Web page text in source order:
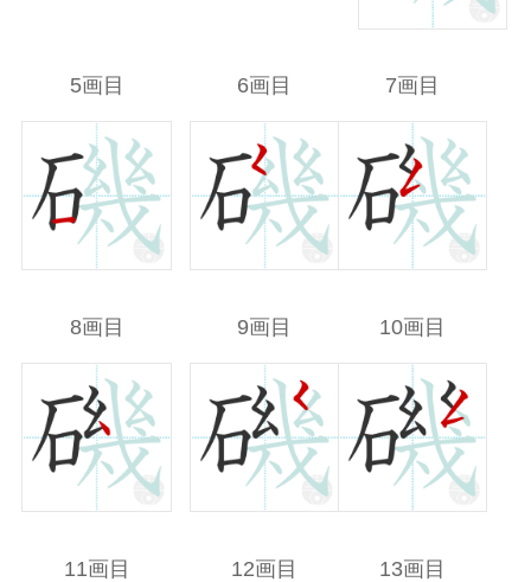
5画目 6画目 7画目
8画目 9画目 10画目
11画目 12画目 13画目